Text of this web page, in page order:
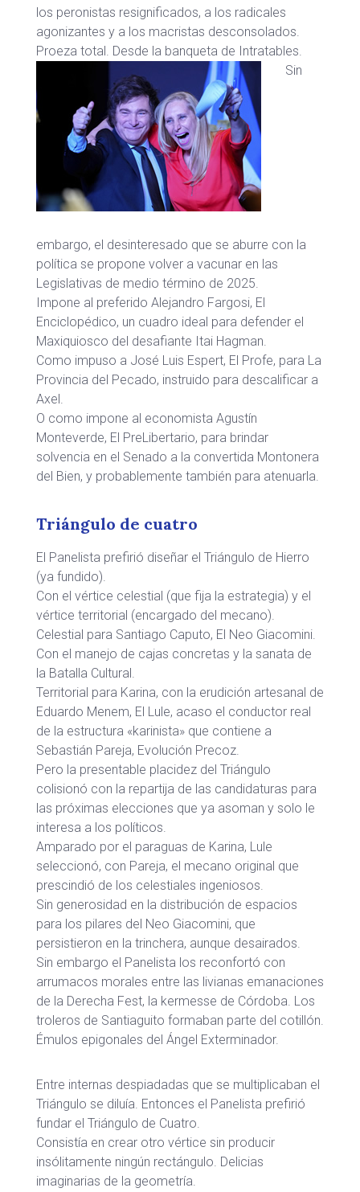
los peronistas resignificados, a los radicales
agonizantes y a los macristas desconsolados.
Proeza total. Desde la banqueta de Intratables.
Sin
embargo, el desinteresado que se aburre con la
política se propone volver a vacunar en las
Legislativas de medio término de 2025.
Impone al preferido Alejandro Fargosi, El
Enciclopédico, un cuadro ideal para defender el
Maxiquiosco del desafiante Itai Hagman.
Como impuso a José Luis Espert, El Profe, para La
Provincia del Pecado, instruido para descalificar a
Axel.
O como impone al economista Agustín
Monteverde, El PreLibertario, para brindar
solvencia en el Senado a la convertida Montonera
del Bien, y probablemente también para atenuarla.
Triángulo de cuatro
El Panelista prefirió diseñar el Triángulo de Hierro
(ya fundido).
Con el vértice celestial (que fija la estrategia) y el
vértice territorial (encargado del mecano).
Celestial para Santiago Caputo, El Neo Giacomini.
Con el manejo de cajas concretas y la sanata de
la Batalla Cultural.
Territorial para Karina, con la erudición artesanal de
Eduardo Menem, El Lule, acaso el conductor real
de la estructura «karinista» que contiene a
Sebastián Pareja, Evolución Precoz.
Pero la presentable placidez del Triángulo
colisionó con la repartija de las candidaturas para
las próximas elecciones que ya asoman y solo le
interesa a los políticos.
Amparado por el paraguas de Karina, Lule
seleccionó, con Pareja, el mecano original que
prescindió de los celestiales ingeniosos.
Sin generosidad en la distribución de espacios
para los pilares del Neo Giacomini, que
persistieron en la trinchera, aunque desairados.
Sin embargo el Panelista los reconfortó con
arrumacos morales entre las livianas emanaciones
de la Derecha Fest, la kermesse de Córdoba. Los
troleros de Santiaguito formaban parte del cotillón.
Émulos epigonales del Ángel Exterminador.
Entre internas despiadadas que se multiplicaban el
Triángulo se diluía. Entonces el Panelista prefirió
fundar el Triángulo de Cuatro.
Consistía en crear otro vértice sin producir
insólitamente ningún rectángulo. Delicias
imaginarias de la geometría.